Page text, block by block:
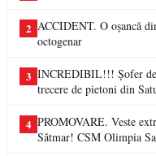
2 ACCIDENT. O oșancă
octogenar
3 INCREDIBIL!!! Șofer de
trecere de pietoni din
4 PROMOVARE. Veste
Sătmar! CSM Olimpia